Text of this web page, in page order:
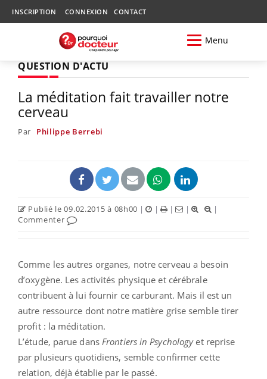
INSCRIPTION CONNEXION CONTACT
Menu
QUESTION D'ACTU
La méditation fait travailler notre
cerveau
Par Philippe Berrebi
Publié le 09.02.2015 à 08h00 | | | |
|
Commenter
Comme les autres organes, notre cerveau a besoin
d’oxygène. Les activités physique et cérébrale
contribuent à lui fournir ce carburant. Mais il est un
autre ressource dont notre matière grise semble tirer
profit : la méditation.
L’étude, parue dans Frontiers in Psychology et reprise
par plusieurs quotidiens, semble confirmer cette
relation, déjà établie par le passé.